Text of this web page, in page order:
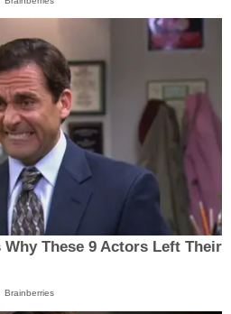
These 9 Actors Left Their
Brainberries